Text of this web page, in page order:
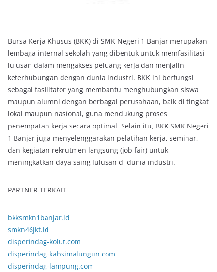
Bursa Kerja Khusus (BKK) di SMK Negeri 1 Banjar merupakan
lembaga internal sekolah yang dibentuk untuk memfasilitasi
lulusan dalam mengakses peluang kerja dan menjalin
keterhubungan dengan dunia industri. BKK ini berfungsi
sebagai fasilitator yang membantu menghubungkan siswa
maupun alumni dengan berbagai perusahaan, baik di tingkat
lokal maupun nasional, guna mendukung proses
penempatan kerja secara optimal. Selain itu, BKK SMK Negeri
1 Banjar juga menyelenggarakan pelatihan kerja, seminar,
dan kegiatan rekrutmen langsung (job fair) untuk
meningkatkan daya saing lulusan di dunia industri.
PARTNER TERKAIT
bkksmkn1banjar.id
smkn46jkt.id
disperindag-kolut.com
disperindag-kabsimalungun.com
disperindag-lampung.com